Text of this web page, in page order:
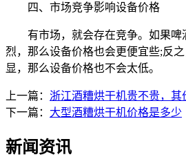
四、市场竞争影响设备价格
有市场，就会存在竞争。如果啤
烈，那么设备价格也会更便宜些;反
显，那么设备价格也不会太低。
上一篇： 浙江酒糟烘干机贵不贵，其
下一篇： 大型酒糟烘干机价格是多少
新闻资讯